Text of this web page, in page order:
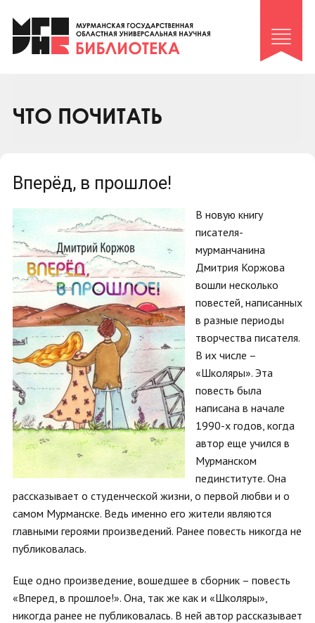
Клуб «Гиря и сельдерей»
Клуб «Семейный архив»
Коллегам
ЧТО ПОЧИТАТЬ
Вперёд, в прошлое!
В новую книгу
писателя-
мурманчанина
Дмитрия Коржова
вошли несколько
повестей, написанных
в разные периоды
творчества писателя.
В их числе –
«Школяры». Эта
повесть была
написана в начале
1990-х годов, когда
автор еще учился в
Мурманском
пединституте. Она
рассказывает о студенческой жизни, о первой любви и о
самом Мурманске. Ведь именно его жители являются
главными героями произведений. Ранее повесть никогда не
публиковалась.
Еще одно произведение, вошедшее в сборник – повесть
«Вперед, в прошлое!». Она, так же как и «Школяры»,
никогда ранее не публиковалась. В ней автор рассказывает